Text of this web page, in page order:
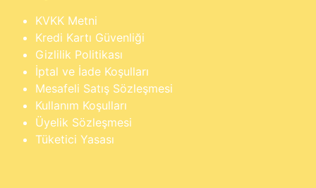
KVKK Metni
Kredi Kartı Güvenliği
Gizlilik Politikası
İptal ve İade Koşulları
Mesafeli Satış Sözleşmesi
Kullanım Koşulları
Üyelik Sözleşmesi
Tüketici Yasası